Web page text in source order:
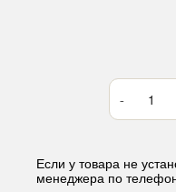
Количество
товара
DOOSAN
Если у товара не
менеджера по